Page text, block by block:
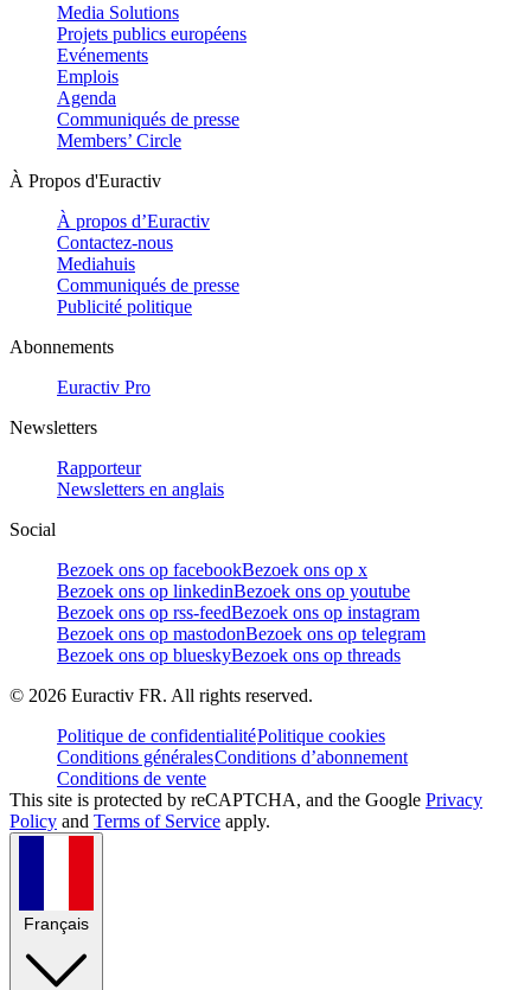
Media Solutions
Projets publics européens
Evénements
Emplois
Agenda
Communiqués de presse
Members’ Circle
À Propos d'Euractiv
À propos d’Euractiv
Contactez-nous
Mediahuis
Communiqués de presse
Publicité politique
Abonnements
Euractiv Pro
Newsletters
Rapporteur
Newsletters en anglais
Social
Bezoek ons op facebookBezoek ons op x
Bezoek ons op linkedinBezoek ons op youtube
Bezoek ons op rss-feedBezoek ons op instagram
Bezoek ons op mastodonBezoek ons op telegram
Bezoek ons op blueskyBezoek ons op threads
© 2026 Euractiv FR. All rights reserved.
Politique de confidentialitéPolitique cookies
Conditions généralesConditions d’abonnement
Conditions de vente
This site is protected by reCAPTCHA, and the Google Privacy
Policy and Terms of Service apply.
Français